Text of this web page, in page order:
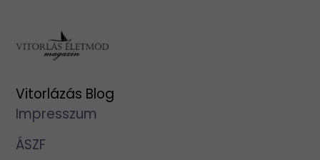
Vitorlázás Blog
Impresszum
ÁSZF